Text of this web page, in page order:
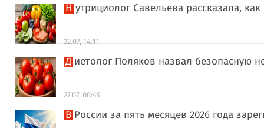
Нутрициолог Савельева рассказала,
22.07, 14:11
Диетолог Поляков назвал безопасную
27.07, 08:49
В России за пять месяцев 2026 года